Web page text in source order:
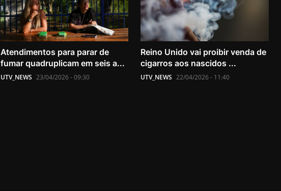
Atendimentos para parar de
fumar quadruplicam em seis a...
UTV_NEWS 23/04/2026 - 09:30
Reino Unido vai proibir venda de
cigarros aos nascidos ...
UTV_NEWS 22/04/2026 - 11:40